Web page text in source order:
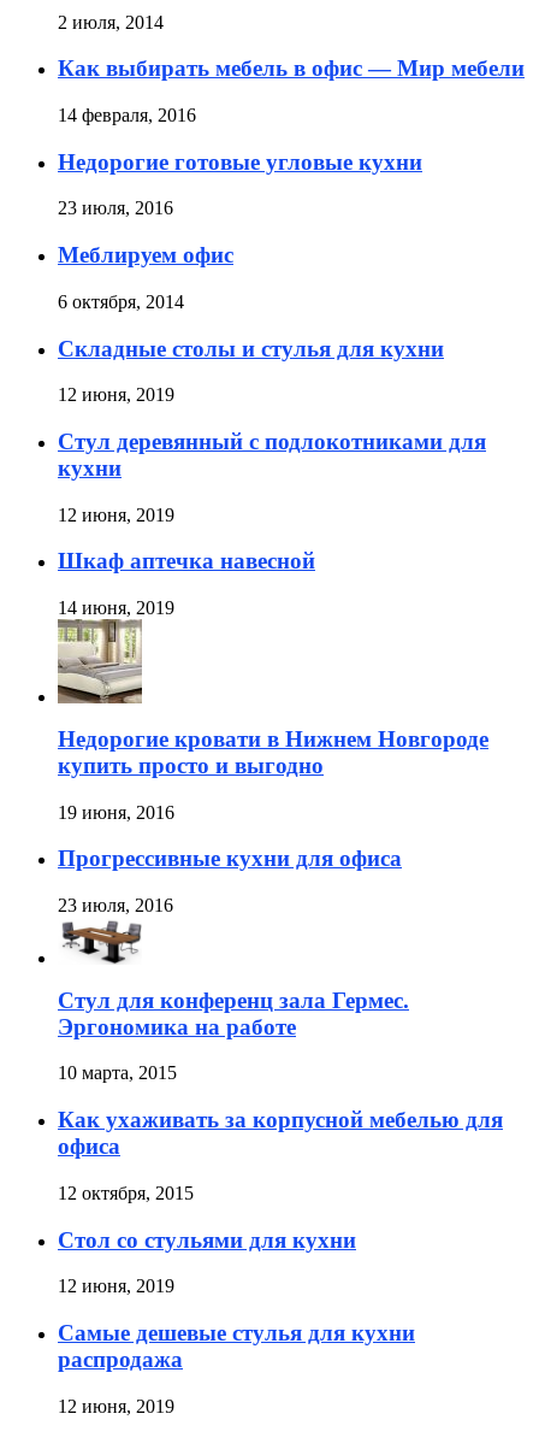
2 июля, 2014
Как выбирать мебель в офис — Мир мебели
14 февраля, 2016
Недорогие готовые угловые кухни
23 июля, 2016
Меблируем офис
6 октября, 2014
Складные столы и стулья для кухни
12 июня, 2019
Стул деревянный с подлокотниками для
кухни
12 июня, 2019
Шкаф аптечка навесной
14 июня, 2019
Недорогие кровати в Нижнем Новгороде
купить просто и выгодно
19 июня, 2016
Прогрессивные кухни для офиса
23 июля, 2016
Стул для конференц зала Гермес.
Эргономика на работе
10 марта, 2015
Как ухаживать за корпусной мебелью для
офиса
12 октября, 2015
Стол со стульями для кухни
12 июня, 2019
Самые дешевые стулья для кухни
распродажа
12 июня, 2019